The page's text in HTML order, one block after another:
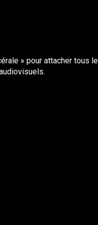
» pour attacher